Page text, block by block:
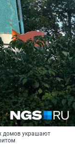
домов украшают